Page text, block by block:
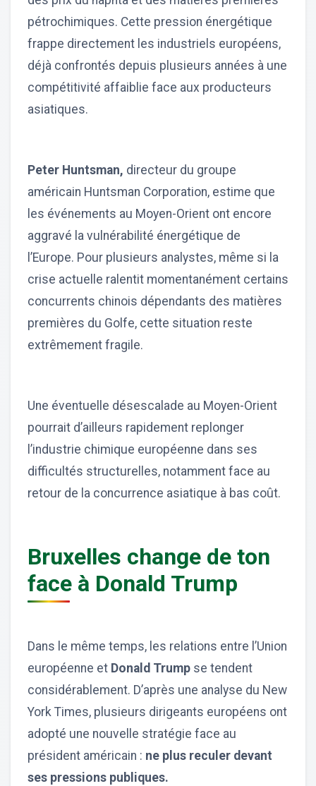
pétrochimiques. Cette pression énergétique
frappe directement les industriels européens,
déjà confrontés depuis plusieurs années à une
compétitivité affaiblie face aux producteurs
asiatiques.
Peter Huntsman, directeur du groupe
américain Huntsman Corporation, estime que
les événements au Moyen-Orient ont encore
aggravé la vulnérabilité énergétique de
l’Europe. Pour plusieurs analystes, même si la
crise actuelle ralentit momentanément certains
concurrents chinois dépendants des matières
premières du Golfe, cette situation reste
extrêmement fragile.
Une éventuelle désescalade au Moyen-Orient
pourrait d’ailleurs rapidement replonger
l’industrie chimique européenne dans ses
difficultés structurelles, notamment face au
retour de la concurrence asiatique à bas coût.
Bruxelles change de ton
face à Donald Trump
Dans le même temps, les relations entre l’Union
européenne et Donald Trump se tendent
considérablement. D’après une analyse du New
York Times, plusieurs dirigeants européens ont
adopté une nouvelle stratégie face au
président américain : ne plus reculer devant
ses pressions publiques.